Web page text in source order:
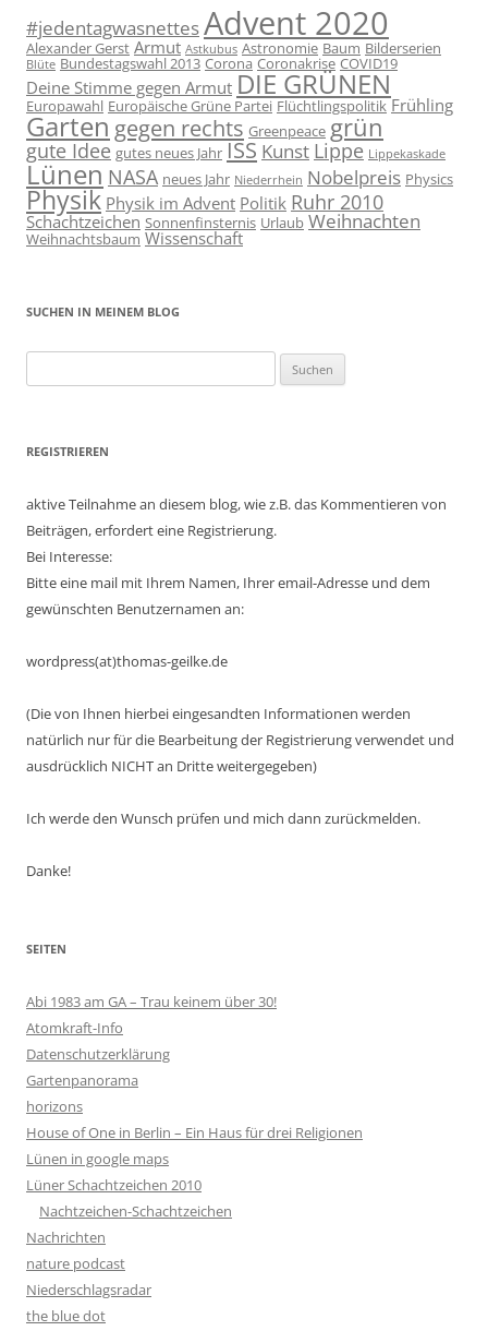
#jedentagwasnettesAdvent 2020
Alexander Gerst Armut Astkubus Astronomie Baum Bilderserien
Blüte Bundestagswahl 2013 Corona Coronakrise COVID19
Deine Stimme gegen Armut DIE GRÜNEN
Europawahl Europäische Grüne Partei Flüchtlingspolitik Frühling
Garten gegen rechts Greenpeace grün
gute Idee gutes neues Jahr ISS Kunst Lippe Lippekaskade
Lünen NASA neues Jahr Niederrhein Nobelpreis Physics
Physik Physik im Advent Politik Ruhr 2010
Schachtzeichen Sonnenfinsternis Urlaub Weihnachten
Weihnachtsbaum Wissenschaft
SUCHEN IN MEINEM BLOG
nach:
REGISTRIEREN
aktive Teilnahme an diesem blog, wie z.B. das Kommentieren von
Beiträgen, erfordert eine Registrierung.
Bei Interesse:
Bitte eine mail mit Ihrem Namen, Ihrer email-Adresse und dem
gewünschten Benutzernamen an:
wordpress(at)thomas-geilke.de
(Die von Ihnen hierbei eingesandten Informationen werden
natürlich nur für die Bearbeitung der Registrierung verwendet und
ausdrücklich NICHT an Dritte weitergegeben)
Ich werde den Wunsch prüfen und mich dann zurückmelden.
Danke!
SEITEN
Abi 1983 am GA – Trau keinem über 30!
Atomkraft-Info
Datenschutzerklärung
Gartenpanorama
horizons
House of One in Berlin – Ein Haus für drei Religionen
Lünen in google maps
Lüner Schachtzeichen 2010
Nachtzeichen-Schachtzeichen
Nachrichten
nature podcast
Niederschlagsradar
the blue dot